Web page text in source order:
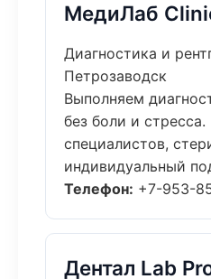
МедиЛаб
Диагностика и
Петрозаводск
Выполняем
без боли и
специалистов,
индивидуальный
Телефон: +7-953-
Дентал Lab